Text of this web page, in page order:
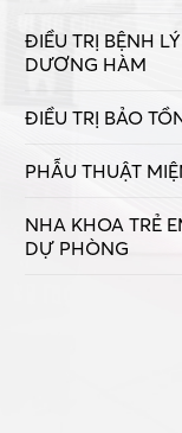
ĐIỀU TRỊ BỆNH
DƯƠNG HÀM
ĐIỀU TRỊ BẢO
PHẪU THUẬT
NHA KHOA TRẺ
DỰ PHÒNG